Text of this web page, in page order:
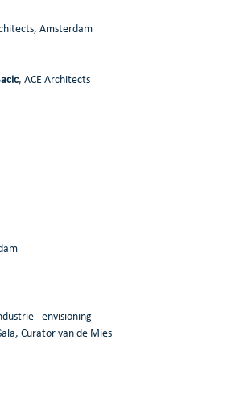
Amsterdam
, ACE Architects
- envisioning
Curator van de Mies